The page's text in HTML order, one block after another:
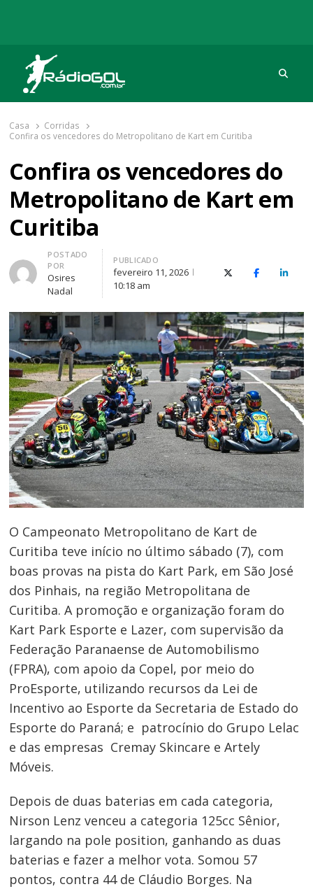
Rádio Gol
Há mais de 20 anos com as melhores coberturas
Casa
Corridas
Confira os vencedores do Metropolitano de Kart em Curitiba
Confira os vencedores do
Metropolitano de Kart em
Curitiba
Autor
POSTADO
POR
Osires
Nadal
PUBLICADO
fevereiro 11, 2026
10:18 am
X (Twitter)Facebook
O
O Campeonato Metropolitano de Kart de
Curitiba teve início no último sábado (7), com
boas provas na pista do Kart Park, em São José
dos Pinhais, na região Metropolitana de
Curitiba. A promoção e organização foram do
Kart Park Esporte e Lazer, com supervisão da
Federação Paranaense de Automobilismo
(FPRA), com apoio da Copel, por meio do
ProEsporte, utilizando recursos da Lei de
Incentivo ao Esporte da Secretaria de Estado do
Esporte do Paraná; e patrocínio do Grupo Lelac
e das empresas Cremay Skincare e Artely
Móveis.
Depois de duas baterias em cada categoria,
Nirson Lenz venceu a categoria 125cc Sênior,
largando na pole position, ganhando as duas
baterias e fazer a melhor vota. Somou 57
pontos, contra 44 de Cláudio Borges. Na